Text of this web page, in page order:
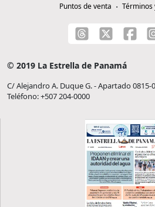
Puntos de venta
Términos
© 2019 La Estrella de Panamá
C/ Alejandro A. Duque G. - Apartado 0815-
Teléfono: +507 204-0000